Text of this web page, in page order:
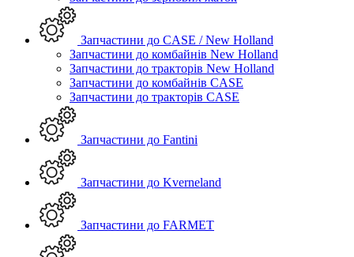
Запчастини до CASE / New Holland
Запчастини до комбайнів New Holland
Запчастини до тракторів New Holland
Запчастини до комбайнів CASE
Запчастини до тракторів CASE
Запчастини до Fantini
Запчастини до Kverneland
Запчастини до FARMET